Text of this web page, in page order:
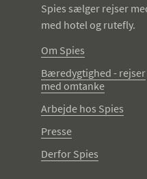
Spies sælger rejser
med hotel og rutefly.
Om Spies
Bæredygtighed - rejser
med omtanke
Arbejde hos Spies
Presse
Derfor Spies